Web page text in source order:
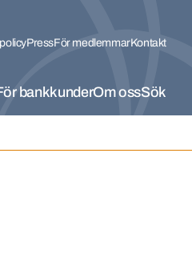
PressFör medlemmarKontakt
bankkunderOm ossSök